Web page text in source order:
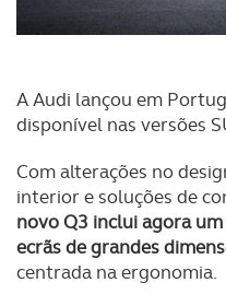
A Audi lançou em
disponível nas versões
Com alterações no
interior e soluções de
novo Q3 inclui agora um
ecrãsde grandes
centrada na ergonomia.